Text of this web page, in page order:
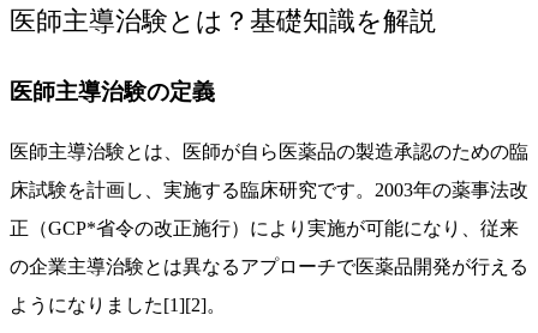
医師主導治験とは？基礎知識を解説
医師主導治験の定義
医師主導治験とは、医師が自ら医薬品の製造承認のための臨
床試験を計画し、実施する臨床研究です。2003年の薬事法改
正（GCP*省令の改正施行）により実施が可能になり、従来
の企業主導治験とは異なるアプローチで医薬品開発が行える
ようになりました[1][2]。